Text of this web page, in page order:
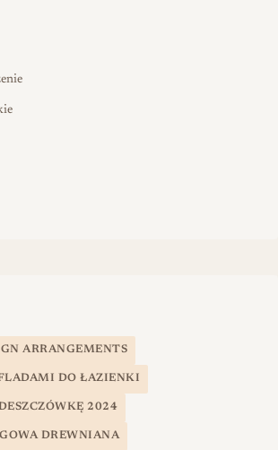
ARRANGEMENTS
DO ŁAZIENKI
2024
DREWNIANA